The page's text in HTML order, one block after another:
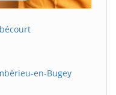
en-Bugey